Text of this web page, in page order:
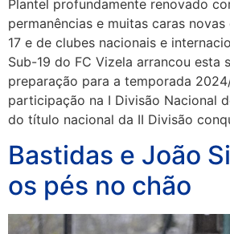
Plantel profundamente renovado
permanências e muitas caras
17 e de clubes nacionais e
Sub-19 do FC Vizela arrancou esta
preparação para a temporada
participação na I Divisão Nacional
do título nacional da II Divisão
Bastidas e João
os pés no chão